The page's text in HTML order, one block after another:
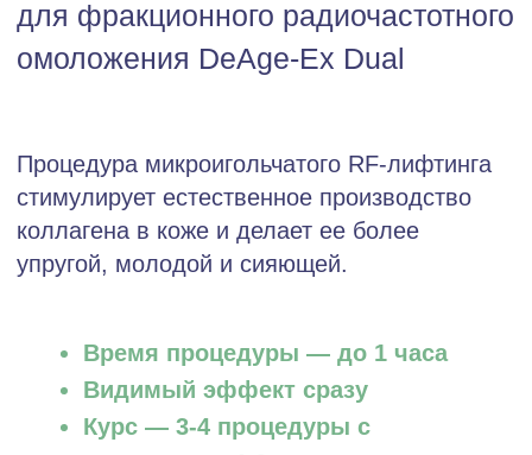
стимулирует естественное производство
коллагена в коже и делает ее более
упругой, молодой и сияющей.
Курс — 3-4 процедуры с
интервалом 4-6 недель
Врачи
Цены